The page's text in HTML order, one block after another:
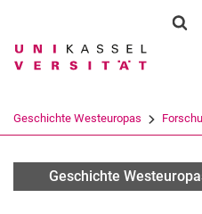
Suchbegriff
Suchen
Geschichte Westeuropas
Bernd Reichelt
Geschichte